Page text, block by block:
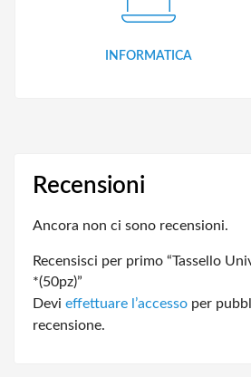
INFORMATICA
Recensioni
Ancora non ci sono recensioni.
Recensisci per primo “Tassello
*(50pz)”
Devi effettuare l’accesso per
recensione.